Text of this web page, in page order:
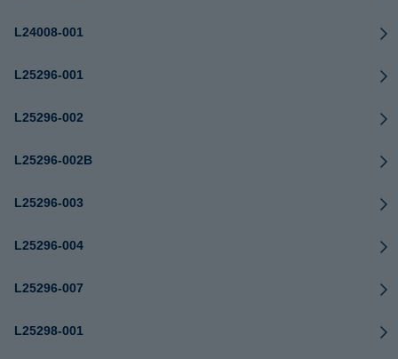
L24008-001
L25296-001
L25296-002
L25296-002B
L25296-003
L25296-004
L25296-007
L25298-001